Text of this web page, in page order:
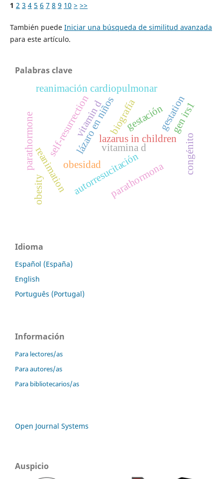
1 2 3 4 5 6 7 8 9 10 > >>
También puede Iniciar una búsqueda de similitud avanzada
para este artículo.
Palabras clave
autorresucitación
lázaro en niños
reanimación cardiopulmonar
self-resurrection lazarus in children
reanimation vitamina d
parathormona
gestación
vitamin d
parathormone gestation
biografía
congénito
gen irs1
obesidad
obesity
Idioma
Español (España)
English
Português (Portugal)
Información
Para lectores/as
Para autores/as
Para bibliotecarios/as
Open Journal Systems
Auspicio